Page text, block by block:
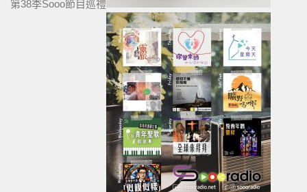
第38季Sooo節目巡禮